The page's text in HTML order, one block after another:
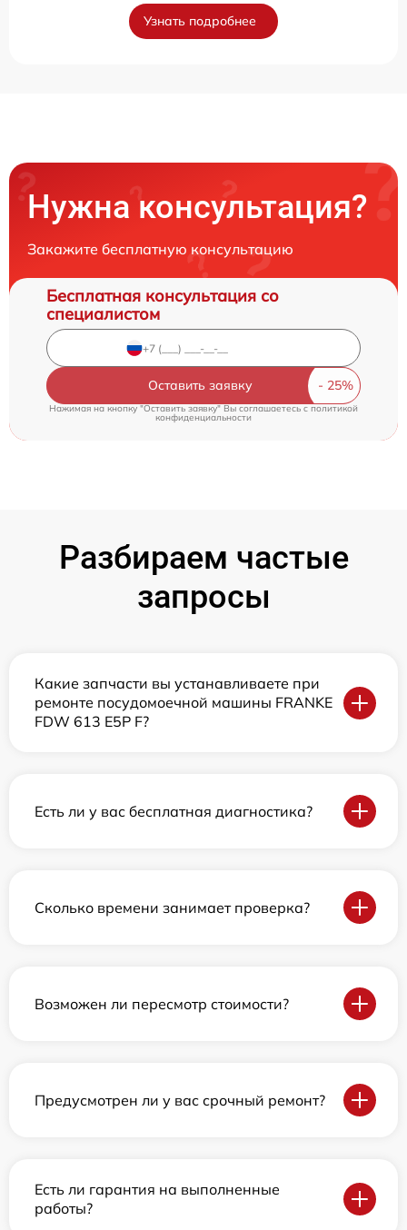
Узнать подробнее
Нужна консультация?
Закажите бесплатную консультацию
Бесплатная консультация со
специалистом
Оставить заявку
Нажимая на кнопку "Оставить заявку" Вы соглашаетесь c политикой
конфиденциальности
Разбираем частые
запросы
Какие запчасти вы устанавливаете при
ремонте посудомоечной машины FRANKE
FDW 613 E5P F?
Есть ли у вас бесплатная диагностика?
Сколько времени занимает проверка?
Возможен ли пересмотр стоимости?
Предусмотрен ли у вас срочный ремонт?
Есть ли гарантия на выполненные
работы?